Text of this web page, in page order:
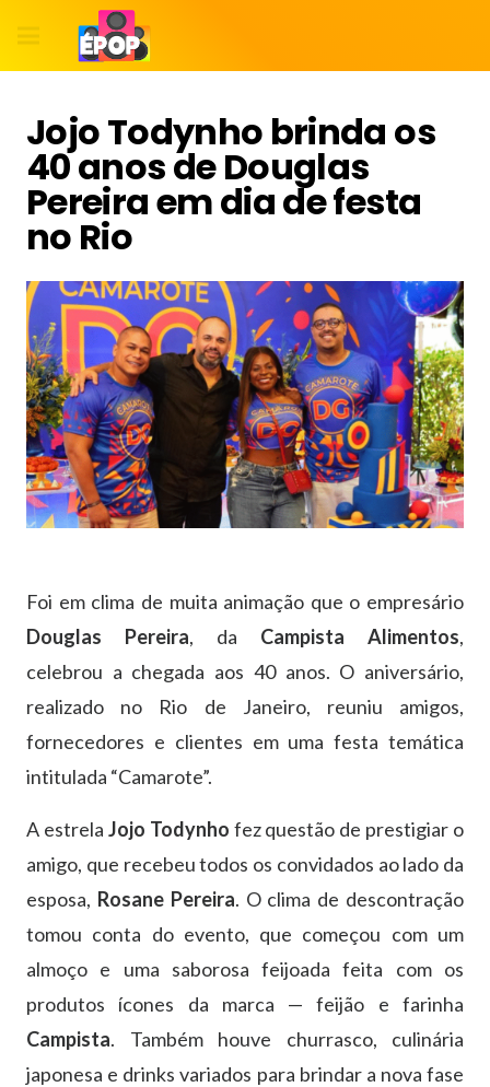
Jojo Todynho brinda os
40 anos de Douglas
Pereira em dia de festa
no Rio
Foi em clima de muita animação que o empresário
Douglas Pereira, da Campista Alimentos,
celebrou a chegada aos 40 anos. O aniversário,
realizado no Rio de Janeiro, reuniu amigos,
fornecedores e clientes em uma festa temática
intitulada “Camarote”.
A estrela Jojo Todynho fez questão de prestigiar o
amigo, que recebeu todos os convidados ao lado da
esposa, Rosane Pereira. O clima de descontração
tomou conta do evento, que começou com um
almoço e uma saborosa feijoada feita com os
produtos ícones da marca — feijão e farinha
Campista. Também houve churrasco, culinária
japonesa e drinks variados para brindar a nova fase